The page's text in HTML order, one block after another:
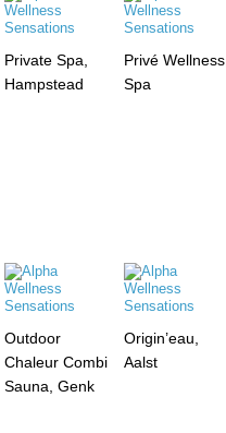
Private Spa,
Hampstead
Privé Wellness,
Spa
Outdoor
Chaleur Combi
Sauna, Genk
Origin’eau,
Aalst